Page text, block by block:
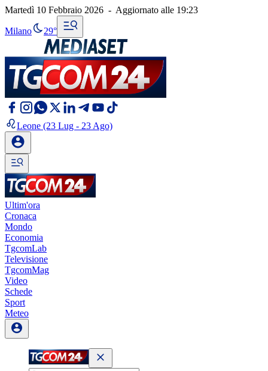
Martedì 10 Febbraio 2026 - Aggiornato alle 19:23
Milano 29°
Leone (23 Lug - 23 Ago)
Ultim'ora
Cronaca
Mondo
Economia
TgcomLab
Televisione
TgcomMag
Video
Schede
Sport
Meteo